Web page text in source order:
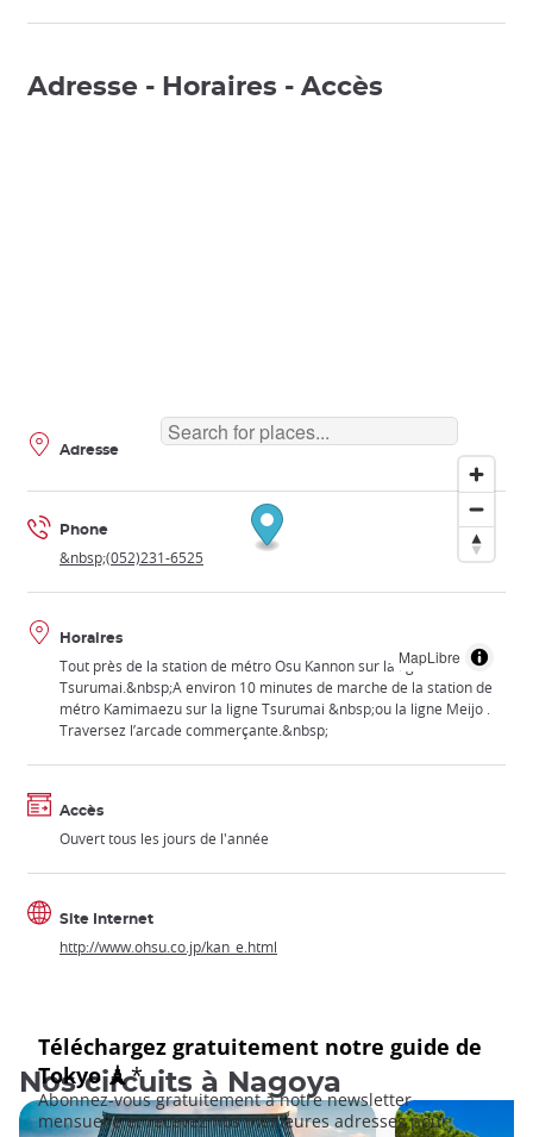
Adresse - Horaires - Accès
MapLibre
Adresse
Phone
&nbsp;(052)231-6525
Horaires
Tout près de la station de métro Osu Kannon sur la ligne
Tsurumai.&nbsp;A environ 10 minutes de marche de la station de
métro Kamimaezu sur la ligne Tsurumai &nbsp;ou la ligne Meijo .
Traversez l’arcade commerçante.&nbsp;
Accès
Ouvert tous les jours de l'année
Site Internet
http://www.ohsu.co.jp/kan_e.html
Nos circuits à Nagoya